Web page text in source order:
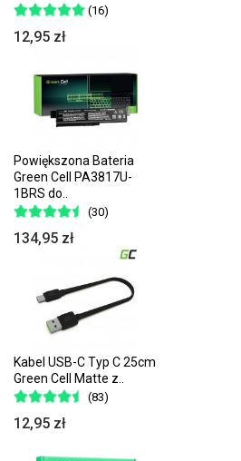
(16)
12,95 zł
Powiększona Bateria
Green Cell PA3817U-
1BRS do..
(30)
134,95 zł
Kabel USB-C Typ C 25cm
Green Cell Matte z..
(83)
12,95 zł